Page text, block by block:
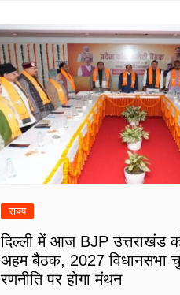
राज्य
दिल्ली में आज BJP उत्तराखंड
अहम बैठक, 2027 विधानसभा
रणनीति पर होगा मंथन